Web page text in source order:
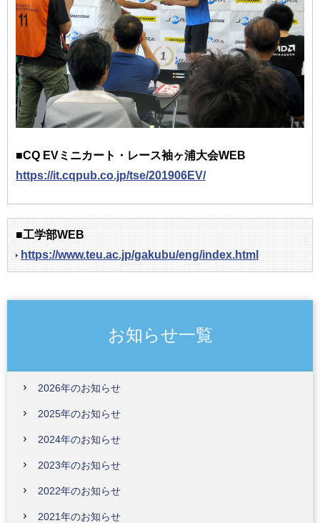
■CQ EVミニカート・レース袖ヶ浦大会WEB
https://it.cqpub.co.jp/tse/201906EV/
■工学部WEB
https://www.teu.ac.jp/gakubu/eng/index.html
お知らせ一覧
2026年のお知らせ
2025年のお知らせ
2024年のお知らせ
2023年のお知らせ
2022年のお知らせ
2021年のお知らせ